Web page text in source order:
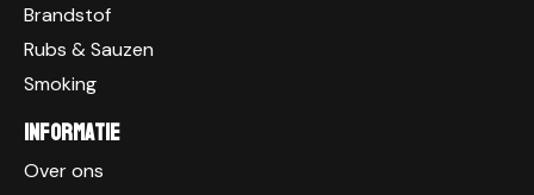
Brandstof
Rubs & Sauzen
Smoking
Informatie
Over ons